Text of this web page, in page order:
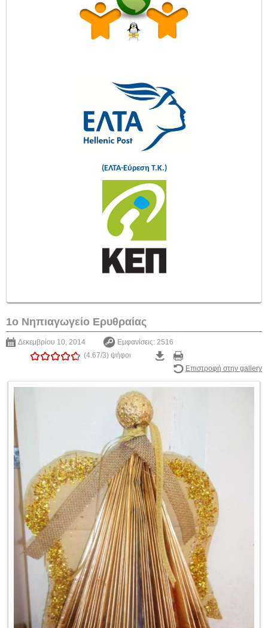
(ΕΛΤΑ-Εύρεση Τ.Κ.)
1o Νηπιαγωγείο Ερυθραίας
Δεκεμβρίου 10, 2014
Εμφανίσεις: 2516
(4.67/3) ψήφοι
Επιστροφή στην gallery